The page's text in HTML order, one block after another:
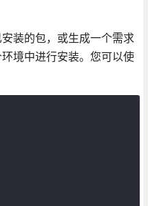
装的包，或生成一个需求
境中进行安装。您可以使